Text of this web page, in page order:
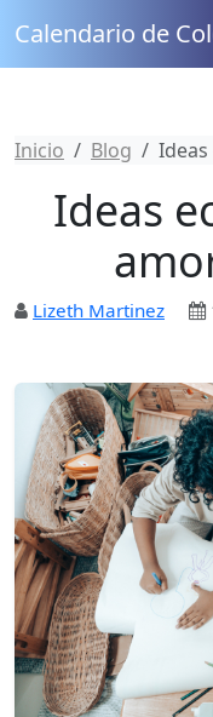
Calendario de
Inicio Blog
Ideas
Lizeth Martinez